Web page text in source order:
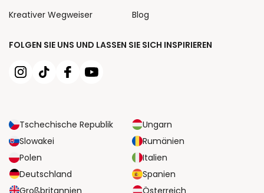
FOLGEN SIE UNS UND LASSEN SIE SICH INSPIRIEREN
Tschechische Republik
Ungarn
Slowakei
Rumänien
Polen
Italien
Deutschland
Spanien
Großbritannien
Österreich
Kreativer Wegweiser
Blog